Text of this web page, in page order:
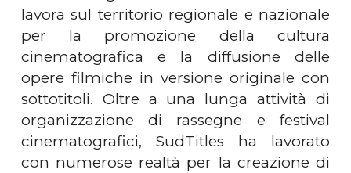
lavora sul territorio regionale e nazionale
per la promozione della cultura
cinematografica e la diffusione delle
opere filmiche in versione originale con
sottotitoli. Oltre a una lunga attività di
organizzazione di rassegne e festival
cinematografici, SudTitles ha lavorato
con numerose realtà per la creazione di